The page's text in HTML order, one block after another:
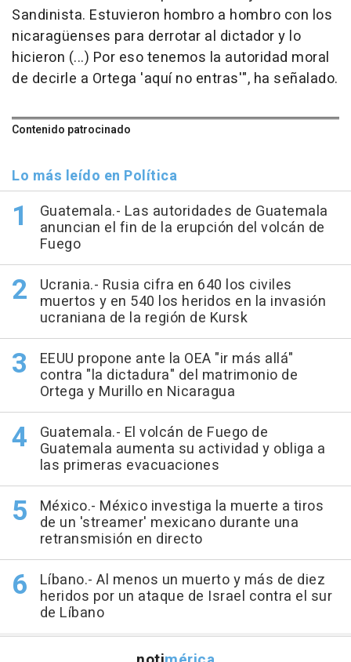
Sandinista. Estuvieron hombro a hombro con los
nicaragüenses para derrotar al dictador y lo
hicieron (...) Por eso tenemos la autoridad moral
de decirle a Ortega 'aquí no entras'", ha señalado.
Contenido patrocinado
Lo más leído en Política
Guatemala.- Las autoridades de Guatemala
anuncian el fin de la erupción del volcán de
Fuego
Ucrania.- Rusia cifra en 640 los civiles
muertos y en 540 los heridos en la invasión
ucraniana de la región de Kursk
EEUU propone ante la OEA "ir más allá"
contra "la dictadura" del matrimonio de
Ortega y Murillo en Nicaragua
Guatemala.- El volcán de Fuego de
Guatemala aumenta su actividad y obliga a
las primeras evacuaciones
México.- México investiga la muerte a tiros
de un 'streamer' mexicano durante una
retransmisión en directo
Líbano.- Al menos un muerto y más de diez
heridos por un ataque de Israel contra el sur
de Líbano